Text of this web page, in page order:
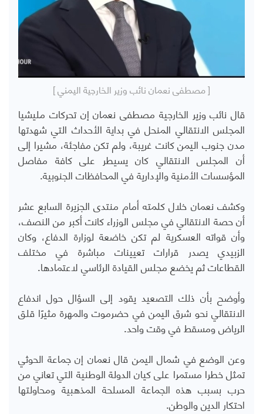
[ مصطفى نعمان نائب وزير الخارجية اليمني ]
قال نائب وزير الخارجية مصطفى نعمان إن تحركات مليشيا
المجلس الانتقالي المنحل في بداية الأحداث التي شهدتها
مدن جنوب اليمن كانت غريبة، ولم تكن مفاجئة، مشيرا إلى
أن المجلس الانتقالي كان يسيطر على كافة مفاصل
المؤسسات الأمنية والإدارية في المحافظات الجنوبية.
وكشف نعمان خلال كلمته أمام منتدى الجزيرة السابع عشر
أن حصة الانتقاليفي مجلس الوزراء كانت أكبر من النصف،
وأن قواته العسكرية لم تكن خاضعة لوزارة الدفاع، وكان
الزبيدي يصدر قرارات تعيينات مباشرة في مختلف
القطاعات ثم يخضع مجلس القيادة الرئاسي لاعتمادها.
وأوضح بأن ذلك التصعيد يقود إلى السؤال حول اندفاع
الانتقالي نحو شرق اليمن في حضرموت والمهرة مثيرًا قلق
الرياض ومسقط في وقت واحد.
وعن الوضع في شمال اليمن قال نعمان إن جماعة الحوثي
تمثل خطرا مستمرا على كيان الدولة الوطنية التي تعاني من
حرب بسبب هذه الجماعة المسلحة المذهبية ومحاولتها
احتكار الدين والوطن.